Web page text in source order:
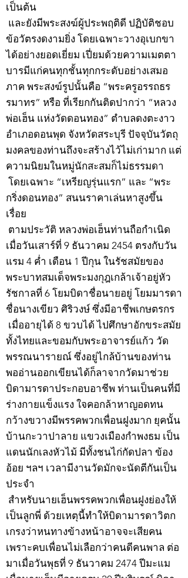
เป็นต้น
และยังมีพระสงฆ์ผู้ประพฤติดี ปฏิบัติชอบ
ข้อวัตรงดงามยิ่ง โดยเฉพาะวางอุเบกขา
ได้อย่างยอดเยี่ยม เปี่ยมด้วยความเมตตา
บารมีแก่คนทุกชั้นทุกกระดับอย่างเสมอ
ภาค พระสงฆ์รูปนั้นคือ “พระครูอรรถธร
รมาทร” หรือ ที่เรียกกันติดปากว่า “หลวง
พ่อเฮ็น แห่งวัดดอนทอง” ตำบลดงตะงาว
อำเภอดอนพุด จังหวัดสระบุรี ปัจจุบันวัตถุ
มงคลของท่านถึงจะสร้างไว้ไม่เก่ามาก แต่
ความนิยมในหมู่นักสะสมก็ไม่ธรรมดา
โดยเฉพาะ “เหรียญรุ่นแรก” และ “พระ
กริ่งดอนทอง” สนนราคาเล่นหาสูงขึ้น
เรื่อย
ตามประวัติ หลวงพ่อเฮ็นท่านถือกำเนิด
เมื่อวันเสาร์ที่ 9 ธันวาคม 2454 ตรงกับวัน
แรม 4 ค่ำ เดือน 1 ปีกุน ในรัชสมัยของ
พระบาทสมเด็จพระมงกุฎเกล้าเจ้าอยู่หัว
รัชกาลที่ 6 โยมบิดาชื่อนายอยู่ โยมมารดา
ชื่อนางเขียว ศิริวงษ์ ซึ่งมีอาชีพเกษตรกร
เมื่ออายุได้ 8 ขวบได้ ไปศึกษาอักขระสมัย
ทั้งไทยและขอมกับพระอาจารย์แก้ว วัด
พรรณนารายณ์ ซึ่งอยู่ไกล้บ้านของท่าน
พออ่านออกเขียนได้ก็ลาจากวัดมาช่วย
บิดามารดาประกอบอาชีพ ท่านเป็นคนที่มี
ร่างกายแข็งแรง ใจคอกล้าหาญอดทน
กว้างขวางมีพรรคพวกเพื่อนฝูงมาก ยุคนั้น
บ้านกะวาปาลาย แขวงเมืองกำพงธม เป็น
แดนนักเลงหัวไม้ มีทั้งชนไก่กัดปลา ข้อง
อ้อย ฯลฯ เวลามีงานวัดมักจะนัดตีกันเป็น
ประจำ
สำหรับนายเฮ็นพรรคพวกเพื่อนฝูงย่องให้
เป็นลูกพี่ ด้วยเหตุนี้ทำให้บิดามารดาวิตก
เกรงว่าหนทางข้างหน้าอาจจะเสียคน
เพราะคบเพื่อนไม่เลือกว่าคนดีคนพาล ต่อ
มาเมื่อวันพุธที่ 9 ธันวาคม 2474 ปีมะแม